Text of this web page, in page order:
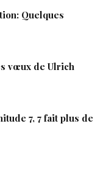
Quelques
vœux de Ulrich
7, 7 fait plus de